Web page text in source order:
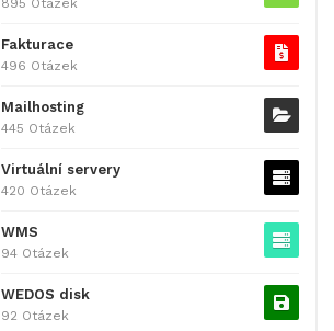
895 Otázek
Fakturace
496 Otázek
Mailhosting
445 Otázek
Virtuální servery
420 Otázek
WMS
94 Otázek
WEDOS disk
92 Otázek